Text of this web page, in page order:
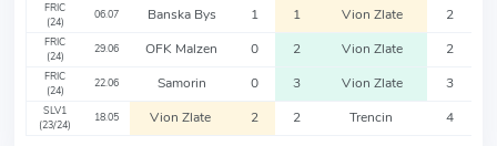
FRIC
(24)
06.07 Banska Bys 1 1 Vion Zlate 2
FRIC
(24)
29.06 OFK Malzen 0 2 Vion Zlate 2
FRIC
(24)
22.06 Samorin 0 3 Vion Zlate 3
SLV1
(23/24)
18.05 Vion Zlate 2 2 Trencin 4